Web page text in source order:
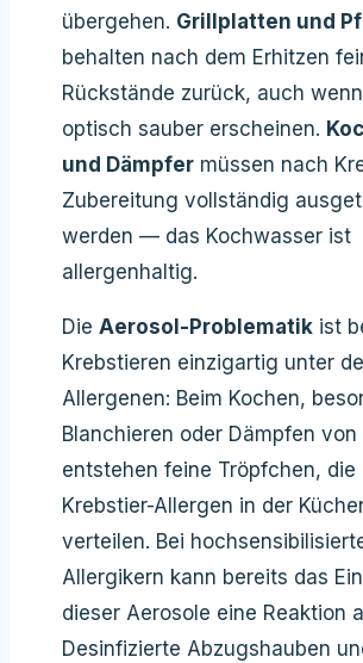
übergehen. Grillplatten und
behalten nach dem Erhitzen
Rückstände zurück, auch
optisch sauber erscheinen.
und Dämpfer müssen nach
Zubereitung vollständig
werden — das Kochwasser ist
allergenhaltig.
Die Aerosol-Problematik ist
Krebstieren einzigartig unter
Allergenen: Beim Kochen,
Blanchieren oder Dämpfen von
entstehen feine Tröpfchen, die
Krebstier-Allergen in der
verteilen. Bei
Allergikern kann bereits das
dieser Aerosole eine Reaktion
Desinfizierte Abzugshauben